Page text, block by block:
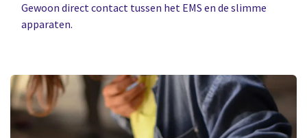
Gewoon direct contact tussen het EMS en de slimme
apparaten.